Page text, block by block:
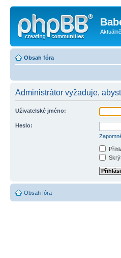
Obsah fóra
Administrátor vyžaduje,
Uživatelské jméno:
Heslo:
Obsah fóra